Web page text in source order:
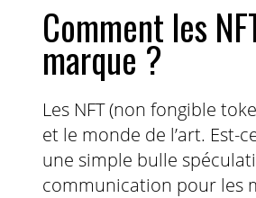
Comment les
marque ?
Les NFT (non fongible
et le monde de l’art. Est-
une simple bulle
communication pour les